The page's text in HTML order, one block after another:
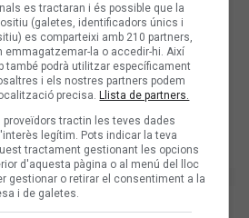
es tractaran i és possible que la
(galetes, identificadors únics i
es comparteixi amb 210 partners,
emmagatzemar-la o accedir-hi. Així
també podrà utilitzar específicament
i els nostres partners podem
precisa.Llista de partners.
proveïdors tractin les teves dades
legítim. Pots indicar la teva
tractament gestionant les opcions
d'aquesta pàgina o al menú del lloc
gestionar o retirar el consentiment a la
i de galetes.